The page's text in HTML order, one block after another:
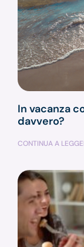
In vacanza
davvero?
CONTINUA A